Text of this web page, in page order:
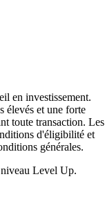
en investissement.
élevés et une forte
toute transaction. Les
d'éligibilité et
générales.
Level Up.